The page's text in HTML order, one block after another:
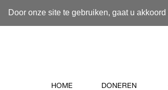
Door onze site te gebruiken, gaat u
HOME DONEREN